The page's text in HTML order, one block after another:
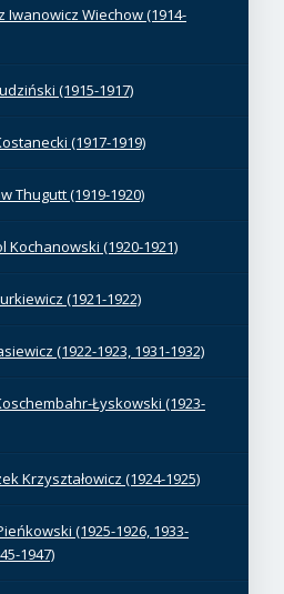
Iwanowicz Wiechow (1914-
(1915-1917)
(1917-1919)
Thugutt (1919-1920)
Kochanowski (1920-1921)
(1921-1922)
(1922-1923, 1931-1932)
Łyskowski (1923-
Krzyształowicz (1924-1925)
(1925-1926, 1933-
1947)